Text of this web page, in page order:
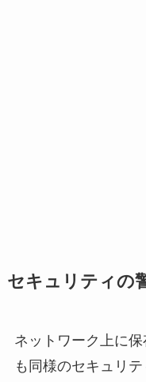
セキュリティの
ネットワーク上に
も同様のセキュリ